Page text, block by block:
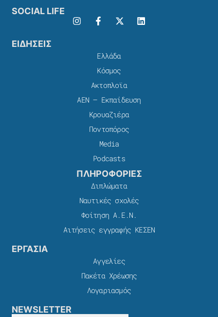
SOCIAL LIFE
ΕΙΔΗΣΕΙΣ
Ελλάδα
Κόσμος
Ακτοπλοϊα
ΑΕΝ – Εκπαίδευση
Κρουαζιέρα
Ποντοπόρος
Media
Podcasts
ΠΛΗΡΟΦΟΡΙΕΣ
Διπλώματα
Ναυτικές σχολές
Φοίτηση Α.Ε.Ν.
Αιτήσεις εγγραφής ΚΕΣΕΝ
ΕΡΓΑΣΙΑ
Αγγελίες
Πακέτα Χρέωσης​
Λογαριασμός
NEWSLETTER